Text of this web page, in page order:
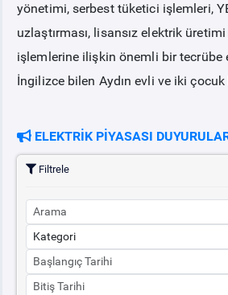
DUYURULAR
BT HİZMET YÖNETİM SİSTEMİ
yönetimi, serbest tüketici işlemleri,
uzlaştırması, lisansız elektrik
işlemlerine ilişkin önemli bir tecrübe
İngilizce bilen Aydın evli ve iki çocuk
ELEKTRİK PİYASASI
Filtrele